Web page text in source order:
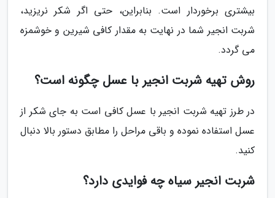
بیشتری برخوردار است. بنابراین، حتی اگر شکر نریزید،
شربت انجیر شما در نهایت به مقدار کافی شیرین و خوشمزه
می گردد.
روش تهیه شربت انجیر با عسل چگونه است؟
در طرز تهیه شربت انجیر با عسل کافی است به جای شکر از
عسل استفاده نموده و باقی مراحل را مطابق دستور بالا دنبال
کنید.
شربت انجیر سیاه چه فوایدی دارد؟